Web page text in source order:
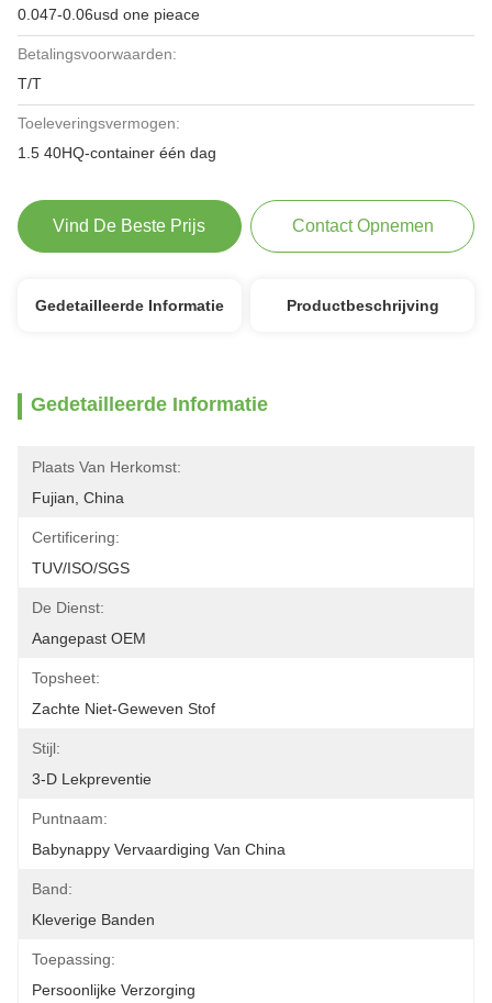
0.047-0.06usd one pieace
Betalingsvoorwaarden:
T/T
Toeleveringsvermogen:
1.5 40HQ-container één dag
Vind De Beste Prijs Contact Opnemen
Gedetailleerde Informatie Productbeschrijving
Gedetailleerde Informatie
Plaats Van Herkomst:
Fujian, China
Certificering:
TUV/ISO/SGS
De Dienst:
Aangepast OEM
Topsheet:
Zachte Niet-Geweven Stof
Stijl:
3-D Lekpreventie
Puntnaam:
Babynappy Vervaardiging Van China
Band:
Kleverige Banden
Toepassing:
Persoonlijke Verzorging